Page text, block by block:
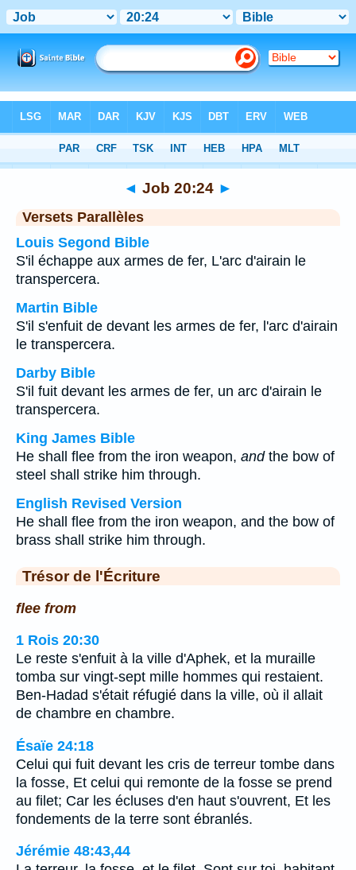
Chapitre 20 > Verset 24
◄ Job 20:24 ►
Versets Parallèles
Louis Segond Bible
S'il échappe aux armes de fer, L'arc d'airain le
transpercera.
Martin Bible
S'il s'enfuit de devant les armes de fer, l'arc d'airain
le transpercera.
Darby Bible
S'il fuit devant les armes de fer, un arc d'airain le
transpercera.
King James Bible
He shall flee from the iron weapon, andthe bow of
steel shall strike him through.
English Revised Version
He shall flee from the iron weapon, and the bow of
brass shall strike him through.
Trésor de l'Écriture
flee from
1 Rois 20:30
Le reste s'enfuit à la ville d'Aphek, et la muraille
tomba sur vingt-sept mille hommes qui restaient.
Ben-Hadad s'était réfugié dans la ville, où il allait
de chambre en chambre.
Ésaïe 24:18
Celui qui fuit devant les cris de terreur tombe dans
la fosse, Et celui qui remonte de la fosse se prend
au filet; Car les écluses d'en haut s'ouvrent, Et les
fondements de la terre sont ébranlés.
Jérémie 48:43,44